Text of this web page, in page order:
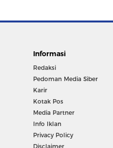
Informasi
Redaksi
Pedoman Media Siber
Karir
Kotak Pos
Media Partner
Info Iklan
Privacy Policy
Disclaimer